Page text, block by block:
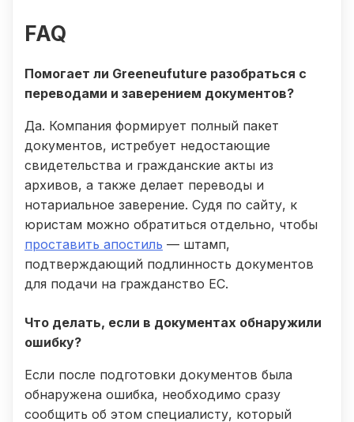
FAQ
Помогает ли Greeneufuture разобраться с
переводами и заверением документов?
Да. Компания формирует полный пакет
документов, истребует недостающие
свидетельства и гражданские акты из
архивов, а также делает переводы и
нотариальное заверение. Судя по сайту, к
юристам можно обратиться отдельно, чтобы
проставить апостиль — штамп,
подтверждающий подлинность документов
для подачи на гражданство ЕС.
Что делать, если в документах обнаружили
ошибку?
Если после подготовки документов была
обнаружена ошибка, необходимо сразу
сообщить об этом специалисту, который